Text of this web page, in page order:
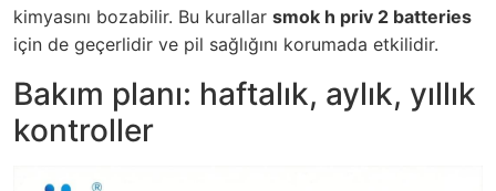
kimyasını bozabilir. Bu kurallar smok h priv 2 batteries
için de geçerlidir ve pil sağlığını korumada etkilidir.
Bakım planı: haftalık, aylık, yıllık
kontroller